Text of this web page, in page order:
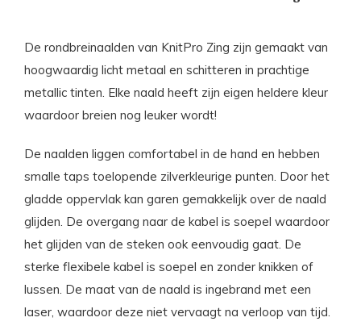
De rondbreinaalden van KnitPro Zing zijn gemaakt van
hoogwaardig licht metaal en schitteren in prachtige
metallic tinten. Elke naald heeft zijn eigen heldere kleur
waardoor breien nog leuker wordt!
De naalden liggen comfortabel in de hand en hebben
smalle taps toelopende zilverkleurige punten. Door het
gladde oppervlak kan garen gemakkelijk over de naald
glijden. De overgang naar de kabel is soepel waardoor
het glijden van de steken ook eenvoudig gaat. De
sterke flexibele kabel is soepel en zonder knikken of
lussen. De maat van de naald is ingebrand met een
laser, waardoor deze niet vervaagt na verloop van tijd.